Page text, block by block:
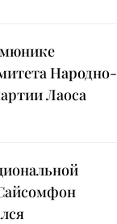
Народно-
Лаоса